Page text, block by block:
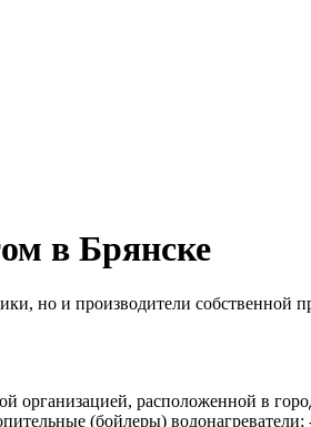
в Брянске
но и производители собственной
организацией, расположенной в
(бойлеры)